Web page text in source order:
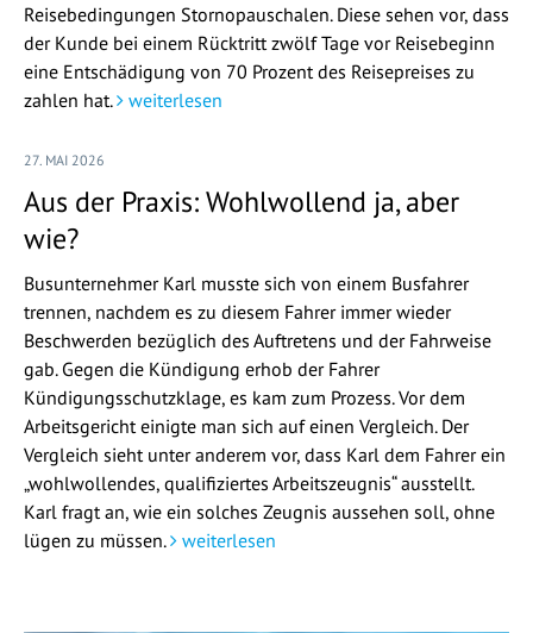
Reisebedingungen Stornopauschalen. Diese sehen vor, dass
der Kunde bei einem Rücktritt zwölf Tage vor Reisebeginn
eine Entschädigung von 70 Prozent des Reisepreises zu
zahlen hat.
weiterlesen
27. MAI 2026
Aus der Praxis: Wohlwollend ja, aber
wie?
Busunternehmer Karl musste sich von einem Busfahrer
trennen, nachdem es zu diesem Fahrer immer wieder
Beschwerden bezüglich des Auftretens und der Fahrweise
gab. Gegen die Kündigung erhob der Fahrer
Kündigungsschutzklage, es kam zum Prozess. Vor dem
Arbeitsgericht einigte man sich auf einen Vergleich. Der
Vergleich sieht unter anderem vor, dass Karl dem Fahrer ein
„wohlwollendes, qualifiziertes Arbeitszeugnis“ ausstellt.
Karl fragt an, wie ein solches Zeugnis aussehen soll, ohne
lügen zu müssen.
weiterlesen